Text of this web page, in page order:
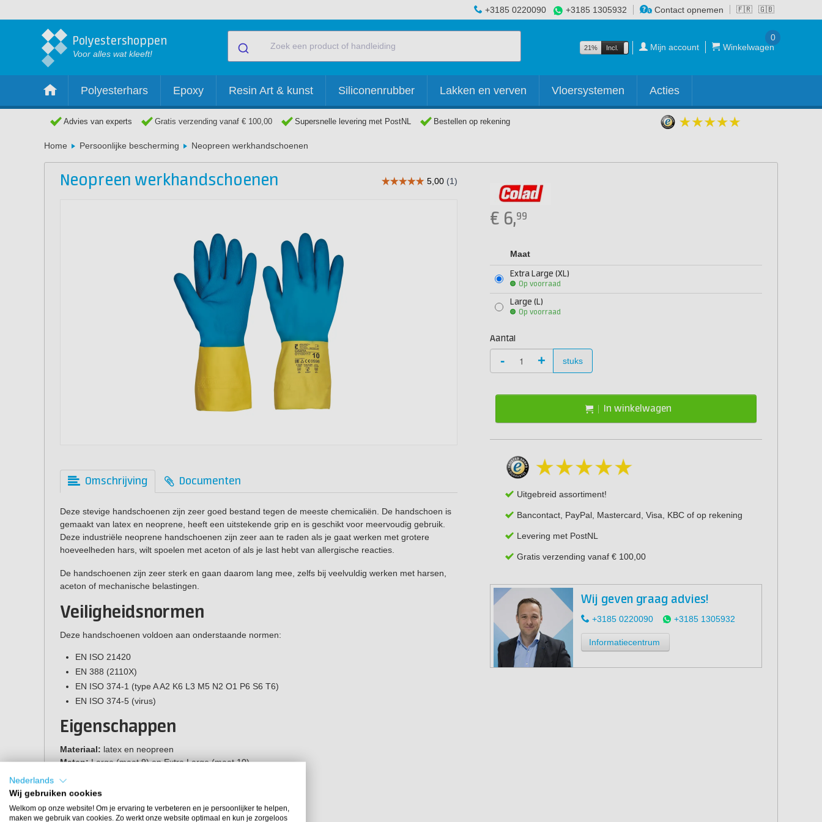
🇫🇷 🇬🇧
+3185 0220090 +3185 1305932 Contact opnemen
Polyestershoppen
Voor alles wat kleeft!
21% Incl. Excl. Mijn account Winkelwagen
0
Polyesterhars Epoxy Resin Art & kunst Siliconenrubber Lakken en verven Vloersystemen Acties
Advies van experts Gratis verzending vanaf € 100,00 Supersnelle levering met PostNL Bestellen op rekening
Home Persoonlijke bescherming Neopreen werkhandschoenen
Neopreen werkhandschoenen
Omschrijving Documenten
Deze stevige handschoenen zijn zeer goed bestand tegen de meeste chemicaliën. De handschoen is
gemaakt van latex en neoprene, heeft een uitstekende grip en is geschikt voor meervoudig gebruik.
Deze industriële neoprene handschoenen zijn zeer aan te raden als je gaat werken met grotere
hoeveelheden hars, wilt spoelen met aceton of als je last hebt van allergische reacties.
De handschoenen zijn zeer sterk en gaan daarom lang mee, zelfs bij veelvuldig werken met harsen,
aceton of mechanische belastingen.
Veiligheidsnormen
Deze handschoenen voldoen aan onderstaande normen:
EN ISO 21420
EN 388 (2110X)
EN ISO 374-1 (type A A2 K6 L3 M5 N2 O1 P6 S6 T6)
EN ISO 374-5 (virus)
Eigenschappen
Materiaal: latex en neopreen
Maten:Large (maat 9) en Extra Large (maat 10)
Lengte:
Prijs per paar.
€ 6,99
Maat
Extra Large (XL)
Op voorraad
Large (L)
Op voorraad
Aantal
- + stuks
In winkelwagen
Uitgebreid assortiment!
Bancontact, PayPal, Mastercard, Visa, KBC of op rekening
Levering met PostNL
Gratis verzending vanaf € 100,00
Wij geven graag advies!
+3185 0220090 +3185 1305932
Informatiecentrum
Nederlands
Wij gebruiken cookies
Welkom op onze website! Om je ervaring te verbeteren en je persoonlijker te helpen,
maken we gebruik van cookies. Zo werkt onze website optimaal en kun je zorgeloos